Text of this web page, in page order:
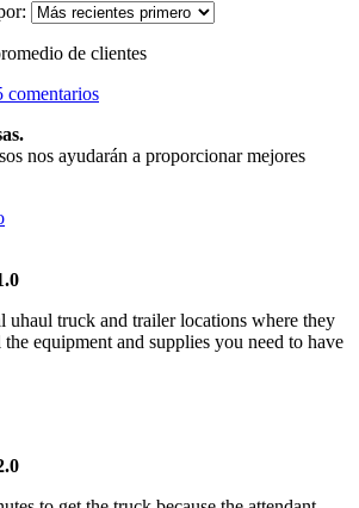
de clientes
comentarios
nos ayudarán a proporcionar mejores
truck and trailer locations where they
equipment and supplies you need to have